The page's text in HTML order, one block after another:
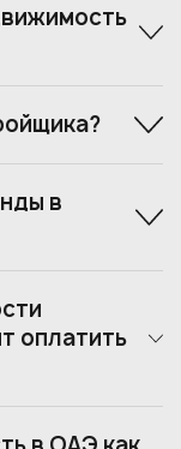
в
оплатить